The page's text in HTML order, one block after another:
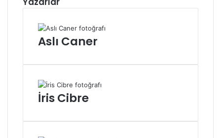
Aslı Caner
İris Cibre